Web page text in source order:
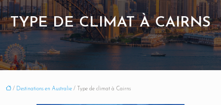
TYPE DE CLIMAT À CAIRNS
/ Destinations en Australie / Type de climat à Cairns